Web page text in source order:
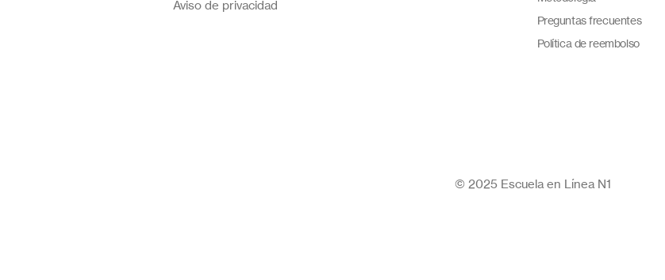
Aviso de privacidad
Preguntas frecuentes
Política de reembolso
© 2025 Escuela en Línea N1